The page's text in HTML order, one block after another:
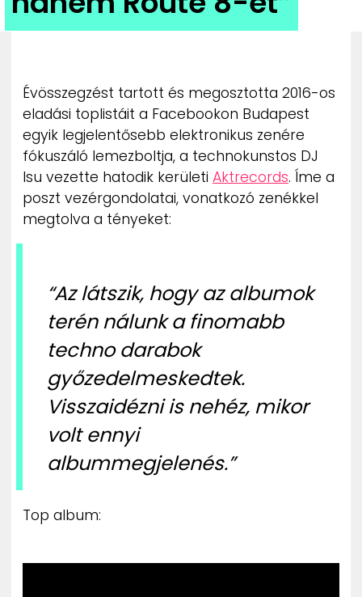
ZENE
PR-ARCHÍVUM
ADATKEZELÉSI TÁJÉKOZTATÓ
Évösszegzést tartott és megosztotta 2016-os
eladási toplistáit a Facebookon Budapest
egyik legjelentősebb elektronikus zenére
fókuszáló lemezboltja, a technokunstos DJ
Isu vezette hatodik kerületi Aktrecords. Íme a
poszt vezérgondolatai, vonatkozó zenékkel
megtolva a tényeket:
“Az látszik, hogy az albumok
terén nálunk a finomabb
techno darabok
győzedelmeskedtek.
Visszaidézni is nehéz, mikor
volt ennyi
albummegjelenés.”
Top album: